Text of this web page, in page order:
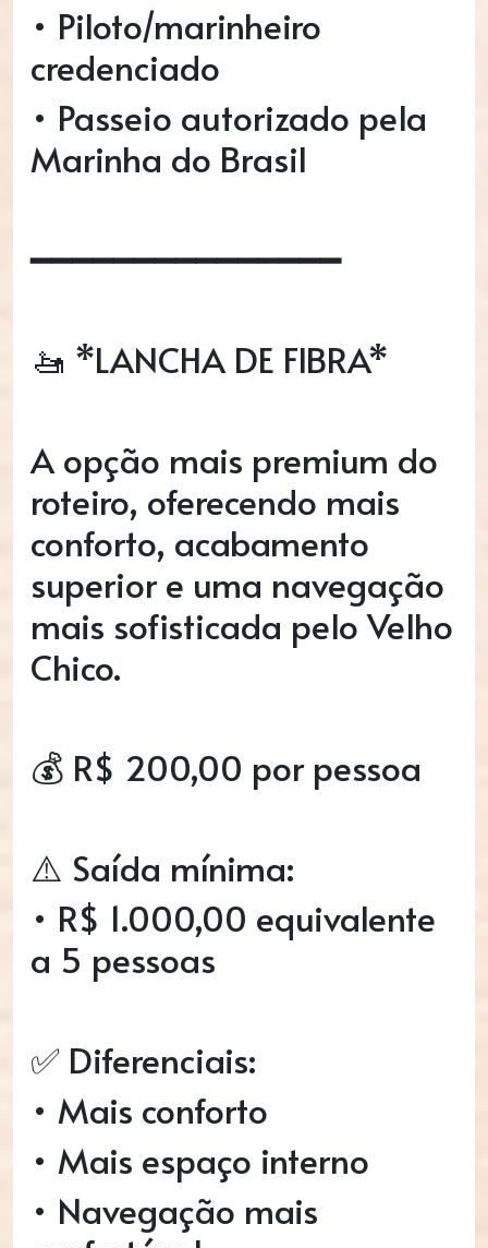
• Piloto/marinheiro
credenciado
• Passeio autorizado pela
Marinha do Brasil
━━━━━━━━━━━━━━━
🚤 *LANCHA DE FIBRA*
A opção mais premium do
roteiro, oferecendo mais
conforto, acabamento
superior e uma navegação
mais sofisticada pelo Velho
Chico.
💰 R$ 200,00 por pessoa
⚠️ Saída mínima:
• R$ 1.000,00 equivalente
a 5 pessoas
✅ Diferenciais:
• Mais conforto
• Mais espaço interno
• Navegação mais